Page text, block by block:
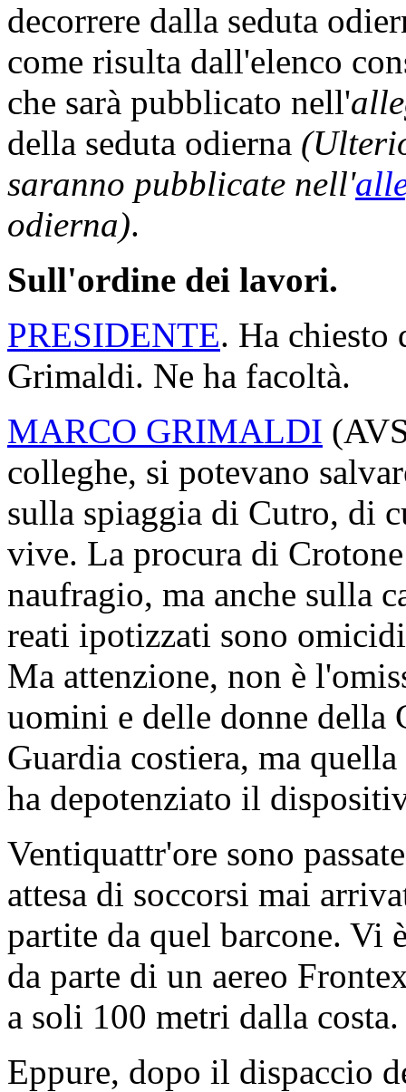
decorrere dalla seduta
come risulta dall'elenco
che sarà pubblicato nell'
della seduta odierna
saranno pubblicate nell'
odierna).
Sull'ordine dei lavori.
PRESIDENTE. Ha chiesto
Grimaldi. Ne ha facoltà.
MARCO GRIMALDI (
colleghe, si potevano
sulla spiaggia di Cutro, di
vive. La procura di
naufragio, ma anche sulla
reati ipotizzati sono
Ma attenzione, non è
uomini e delle donne della
Guardia costiera, ma
ha depotenziato il
Ventiquattr'ore sono
attesa di soccorsi mai
partite da quel barcone. Vi
da parte di un aereo
a soli 100 metri dalla costa.
Eppure, dopo il dispaccio